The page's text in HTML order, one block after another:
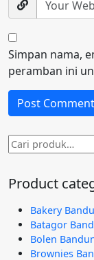
Simpan nama,
peramban ini
Pencarian
untuk:
Product
Bakery
Batagor
Bolen
Brownies